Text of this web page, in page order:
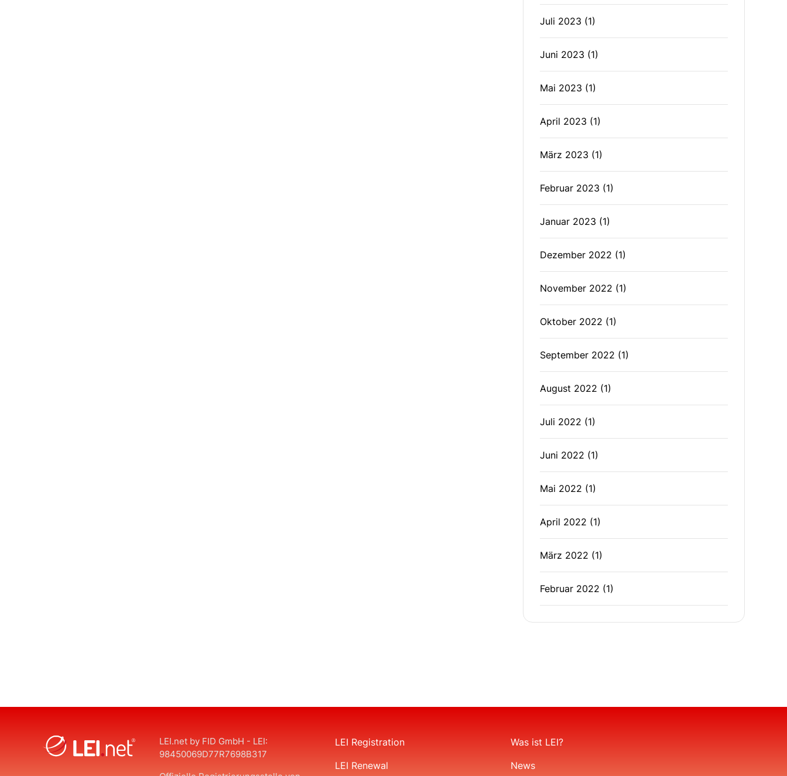
Juli 2023 (1)
Juni 2023 (1)
Mai 2023 (1)
April 2023 (1)
März 2023 (1)
Februar 2023 (1)
Januar 2023 (1)
Dezember 2022 (1)
November 2022 (1)
Oktober 2022 (1)
September 2022 (1)
August 2022 (1)
Juli 2022 (1)
Juni 2022 (1)
Mai 2022 (1)
April 2022 (1)
März 2022 (1)
Februar 2022 (1)
LEI.net by FID GmbH - LEI:
98450069D77R7698B317
LEI Registration
LEI Renewal
Was ist LEI?
News